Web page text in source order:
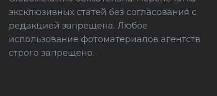
й
эксклюзивных статей без согласования с
редакцией запрещена. Любое
использование фотоматериалов агентств
строго запрещено.